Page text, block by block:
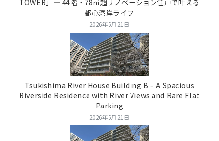
TOWER」― 44階・78㎡超リノベーション住戸で叶える
都心湾岸ライフ
2026年5月21日
Tsukishima River House Building B – A Spacious
Riverside Residence with River Views and Rare Flat
Parking
2026年5月21日